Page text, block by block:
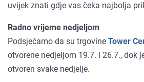
uvijek znati gdje vas čeka najbolja
Radno vrijeme nedjeljom
Podsjećamo da su trgovine Tower
otvorene nedjeljom 19.7. i 26.7., dok
otvoren svake nedjelje.